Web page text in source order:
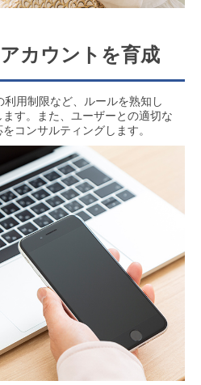
カウントを育成
用制限など、ルールを熟知し
す。また、ユーザーとの適切な
コンサルティングします。